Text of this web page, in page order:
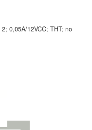
0,05A/12VCC; THT; no